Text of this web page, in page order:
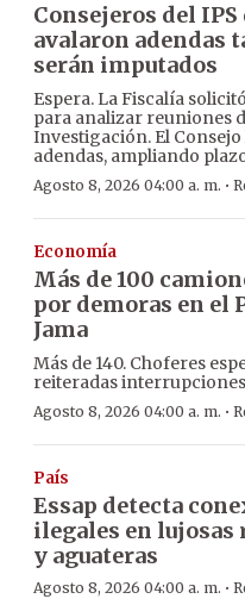
Consejeros del IPS
avalaron adendas
serán imputados
Espera. La Fiscalía
para analizar reuniones
Investigación. El
adendas, ampliando
Agosto 8, 2026 04:00 a. m. ·
Economía
Más de 100
por demoras en el
Jama
Más de 140. Choferes
reiteradas
Agosto 8, 2026 04:00 a. m. ·
País
Essap detecta
ilegales en lujosas
y aguateras
Agosto 8, 2026 04:00 a. m. ·